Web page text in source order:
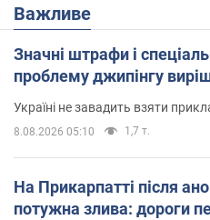
Важливе
Значні штрафи і
проблему джипінгу
Україні не завадить взяти
8.08.2026 05:10 1,7 т.
На Прикарпатті після
потужна злива: дороги